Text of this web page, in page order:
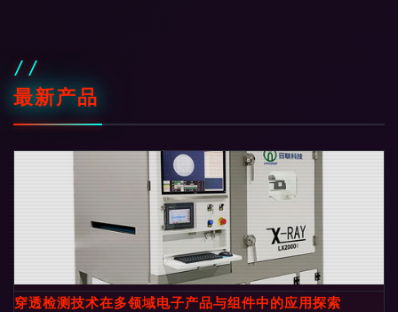
最新产品
穿透检测技术在多领域电子产品与组件中的应用探索